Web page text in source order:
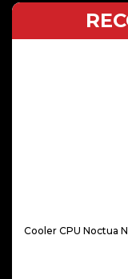
Cooler CPU Noctua